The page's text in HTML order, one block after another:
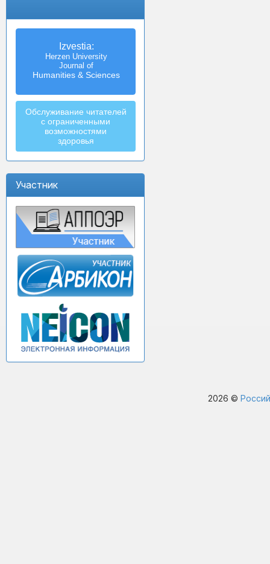
Izvestia:
Herzen University
Journal of
Humanities & Sciences
Обслуживание читателей
с ограниченными
возможностями
здоровья
Участник
2026 ©